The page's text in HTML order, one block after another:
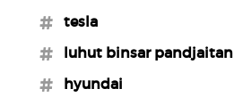
#tesla
#luhut binsar pandjaitan
#hyundai